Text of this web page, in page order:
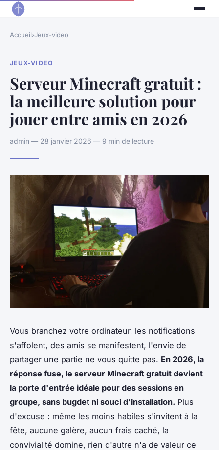
Accueil›Jeux-video
JEUX-VIDEO
Serveur Minecraft gratuit :
la meilleure solution pour
jouer entre amis en 2026
admin — 28 janvier 2026 — 9 min de lecture
Vous branchez votre ordinateur, les notifications
s'affolent, des amis se manifestent, l'envie de
partager une partie ne vous quitte pas. En 2026, la
réponse fuse, le serveur Minecraft gratuit devient
la porte d'entrée idéale pour des sessions en
groupe, sans bugdet ni souci d'installation. Plus
d'excuse : même les moins habiles s'invitent à la
fête, aucune galère, aucun frais caché, la
convivialité domine, rien d'autre n'a de valeur ce